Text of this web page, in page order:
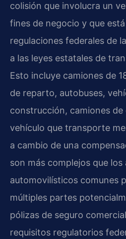
colisión que involucra un
fines de negocio y que
regulaciones federales de
a las leyes estatales de
Esto incluye camiones de
de reparto, autobuses,
construcción, camiones de
vehículo que transporte
a cambio de una
son más complejos que
automovilísticos comunes
múltiples partes
pólizas de seguro
requisitos regulatorios